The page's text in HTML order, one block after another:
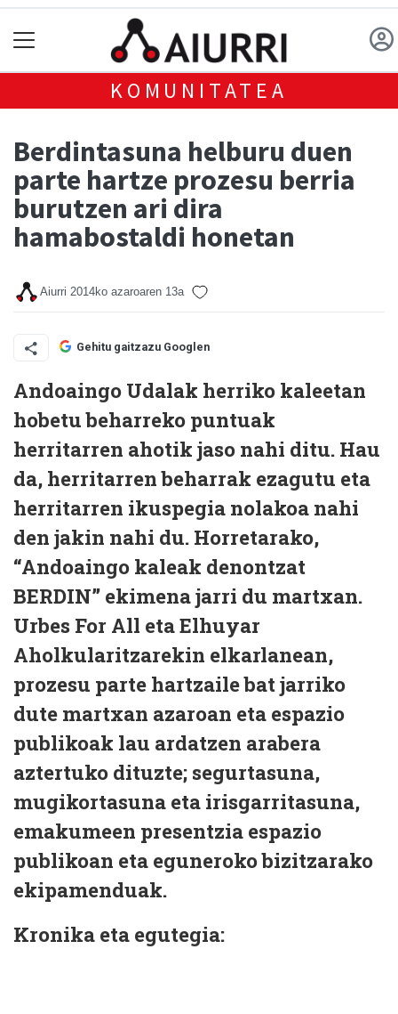
KOMUNITATEA
Berdintasuna helburu duen
parte hartze prozesu berria
burutzen ari dira
hamabostaldi honetan
Aiurri 2014ko azaroaren 13a
Gehitu gaitzazu Googlen
Andoaingo Udalak herriko kaleetan
hobetu beharreko puntuak
herritarren ahotik jaso nahi ditu. Hau
da, herritarren beharrak ezagutu eta
herritarren ikuspegia nolakoa nahi
den jakin nahi du. Horretarako,
“Andoaingo kaleak denontzat
BERDIN” ekimena jarri du martxan.
Urbes For All eta Elhuyar
Aholkularitzarekin elkarlanean,
prozesu parte hartzaile bat jarriko
dute martxan azaroan eta espazio
publikoak lau ardatzen arabera
aztertuko dituzte; segurtasuna,
mugikortasuna eta irisgarritasuna,
emakumeen presentzia espazio
publikoan eta eguneroko bizitzarako
ekipamenduak.
Kronika eta egutegia: